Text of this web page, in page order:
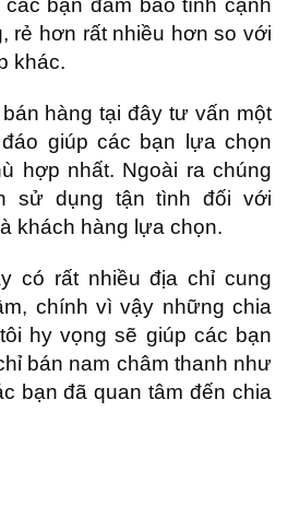
bạn đảm bảo tính cạnh
rẻ hơn rất nhiều hơn so với
khác.
hàng tại đây tư vấn một
giúp các bạn lựa chọn
hợp nhất. Ngoài ra chúng
sử dụng tận tình đối với
khách hàng lựa chọn.
có rất nhiều địa chỉ cung
chính vì vậy những chia
hy vọng sẽ giúp các bạn
bán nam châm thanh như
bạn đã quan tâm đến chia